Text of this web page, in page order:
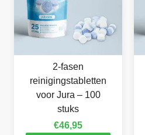
2-fasen
reinigingstabletten
voor Jura – 100
stuks
€46,95